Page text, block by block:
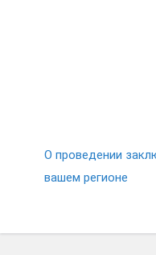
О проведении
вашем регионе